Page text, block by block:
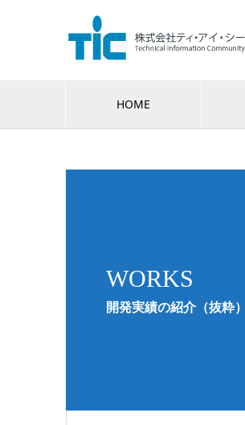
HOME
WORKS
開発実績の紹介（抜粋）